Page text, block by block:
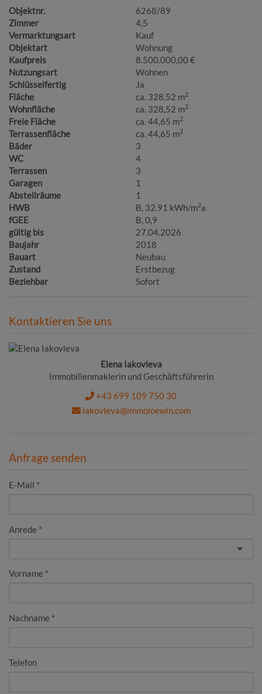
Objektnr.
6268/89
Zimmer
4,5
Vermarktungsart
Kauf
Objektart
Wohnung
Kaufpreis
8.500.000,00 €
Nutzungsart
Wohnen
Schlüsselfertig
Ja
Fläche
ca. 328,52 m2
Wohnfläche ca. 328,52 m2
Freie Fläche ca. 44,65 m2
Terrassenfläche ca. 44,65 m2
Bäder
3
WC
4
Terrassen
3
Garagen
1
Abstellräume
1
HWB
B, 32.91 kWh/m2a
fGEE
B, 0,9
gültig bis
27.04.2026
Baujahr
2018
Bauart
Neubau
Zustand
Erstbezug
Beziehbar
Sofort
Kontaktieren Sie uns
Elena Iakovleva
Immobilienmaklerin und Geschäftsführerin
+43 699 109 750 30
iakovleva@immoloewin.com
Anfrage senden
E-Mail
Anrede
Vorname
Nachname
Telefon